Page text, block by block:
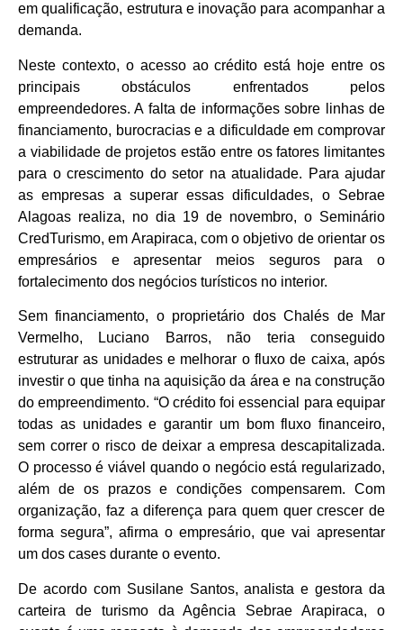
em qualificação, estrutura e inovação para acompanhar a
demanda.
Neste contexto, o acesso ao crédito está hoje entre os
principais obstáculos enfrentados pelos
empreendedores. A falta de informações sobre linhas de
financiamento, burocracias e a dificuldade em comprovar
a viabilidade de projetos estão entre os fatores limitantes
para o crescimento do setor na atualidade. Para ajudar
as empresas a superar essas dificuldades, o Sebrae
Alagoas realiza, no dia 19 de novembro, o Seminário
CredTurismo, em Arapiraca, com o objetivo de orientar os
empresários e apresentar meios seguros para o
fortalecimento dos negócios turísticos no interior.
Sem financiamento, o proprietário dos Chalés de Mar
Vermelho, Luciano Barros, não teria conseguido
estruturar as unidades e melhorar o fluxo de caixa, após
investir o que tinha na aquisição da área e na construção
do empreendimento. “O crédito foi essencial para equipar
todas as unidades e garantir um bom fluxo financeiro,
sem correr o risco de deixar a empresa descapitalizada.
O processo é viável quando o negócio está regularizado,
além de os prazos e condições compensarem. Com
organização, faz a diferença para quem quer crescer de
forma segura”, afirma o empresário, que vai apresentar
um dos cases durante o evento.
De acordo com Susilane Santos, analista e gestora da
carteira de turismo da Agência Sebrae Arapiraca, o